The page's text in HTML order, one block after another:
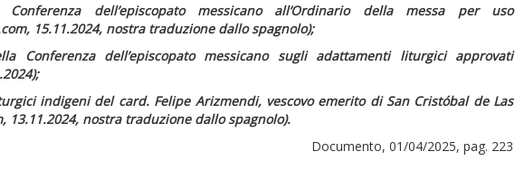
dell’episcopato messicano all’Ordinario della messa per uso
15.11.2024, nostra traduzione dallo spagnolo);
Conferenza dell’episcopato messicano sugli adattamenti liturgici approvati
indigenidel card. Felipe Arizmendi, vescovo emerito di San Cristóbal de Las
13.11.2024, nostra traduzione dallo spagnolo).
Documento, 01/04/2025, pag. 223